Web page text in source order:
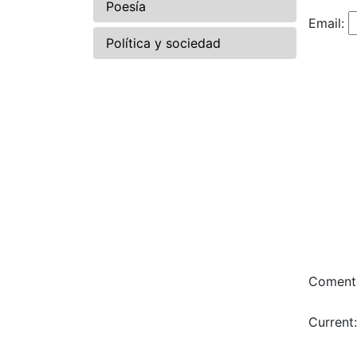
Poesía
Política y sociedad
Email:
Current: